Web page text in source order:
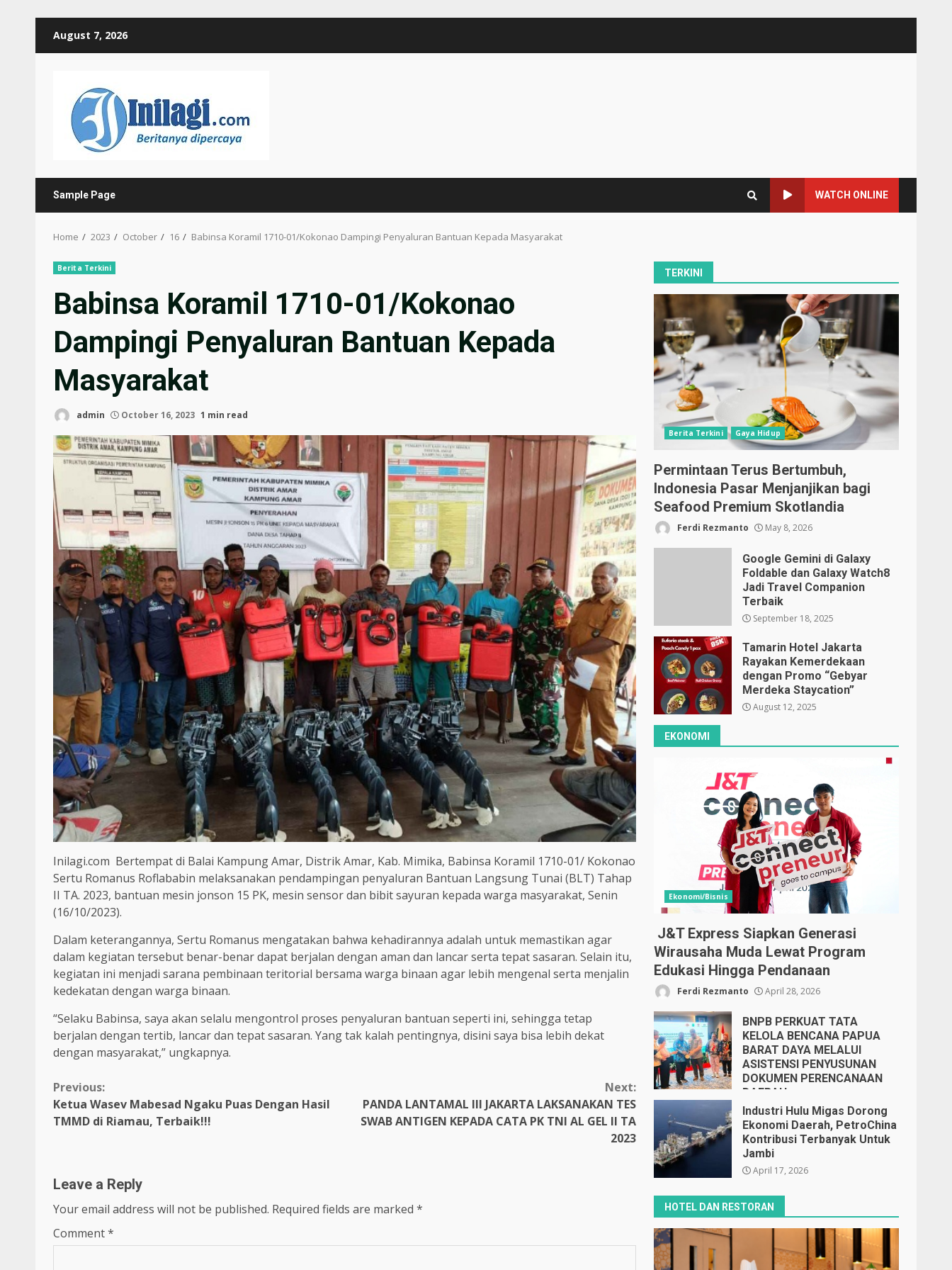
August 7, 2026
Sample Page WATCH ONLINE
Home 2023 October 16 Babinsa Koramil 1710-01/Kokonao Dampingi Penyaluran Bantuan Kepada Masyarakat
Berita Terkini
Babinsa Koramil 1710-01/Kokonao
Dampingi Penyaluran Bantuan Kepada
Masyarakat
admin October 16, 2023 1 min read
Inilagi.com Bertempat di Balai Kampung Amar, Distrik Amar, Kab. Mimika, Babinsa Koramil 1710-01/ Kokonao
Sertu Romanus Roflababin melaksanakan pendampingan penyaluran Bantuan Langsung Tunai (BLT) Tahap
II TA. 2023, bantuan mesin jonson 15 PK, mesin sensor dan bibit sayuran kepada warga masyarakat, Senin
(16/10/2023).
Dalam keterangannya, Sertu Romanus mengatakan bahwa kehadirannya adalah untuk memastikan agar
dalam kegiatan tersebut benar-benar dapat berjalan dengan aman dan lancar serta tepat sasaran. Selain itu,
kegiatan ini menjadi sarana pembinaan teritorial bersama warga binaan agar lebih mengenal serta menjalin
kedekatan dengan warga binaan.
“Selaku Babinsa, saya akan selalu mengontrol proses penyaluran bantuan seperti ini, sehingga tetap
berjalan dengan tertib, lancar dan tepat sasaran. Yang tak kalah pentingnya, disini saya bisa lebih dekat
dengan masyarakat,” ungkapnya.
Continue
Reading
Previous:
Ketua Wasev Mabesad Ngaku Puas Dengan Hasil
TMMD di Riamau, Terbaik!!!
Next:
PANDA LANTAMAL III JAKARTA LAKSANAKAN TES
SWAB ANTIGEN KEPADA CATA PK TNI AL GEL II TA
2023
Leave a Reply
Your email address will not be published. Required fields are marked *
Comment*
TERKINI
Berita Terkini Gaya Hidup
Permintaan Terus Bertumbuh,
Indonesia Pasar Menjanjikan bagi
Seafood Premium Skotlandia
Ferdi Rezmanto May 8, 2026
Google Gemini di Galaxy
Foldable dan Galaxy Watch8
Jadi Travel Companion
Terbaik
September 18, 2025
Tamarin Hotel Jakarta
Rayakan Kemerdekaan
dengan Promo “Gebyar
Merdeka Staycation”
August 12, 2025
EKONOMI
Ekonomi/Bisnis
J&T Express Siapkan Generasi
Wirausaha Muda Lewat Program
Edukasi Hingga Pendanaan
Ferdi Rezmanto April 28, 2026
BNPB PERKUAT TATA
KELOLA BENCANA PAPUA
BARAT DAYA MELALUI
ASISTENSI PENYUSUNAN
DOKUMEN PERENCANAAN
DAERAH
April 17, 2026
Industri Hulu Migas Dorong
Ekonomi Daerah, PetroChina
Kontribusi Terbanyak Untuk
Jambi
April 17, 2026
HOTEL DAN RESTORAN